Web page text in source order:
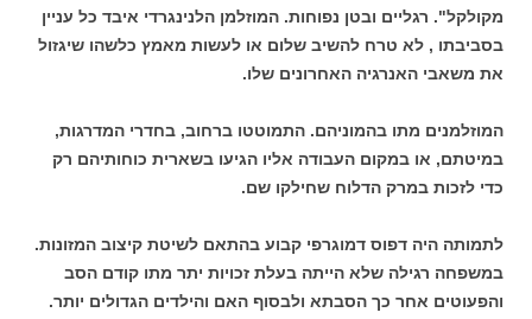
מקולקל". רגליים ובטן נפוחות. המוזלמן הלנינגרדי איבד כל עניין
בסביבתו , לא טרח להשיב שלום או לעשות מאמץ כלשהו שיגזול
את משאבי האנרגיה האחרונים שלו.
המוזלמנים מתו בהמוניהם. התמוטטו ברחוב, בחדרי המדרגות,
במיטתם, או במקום העבודה אליו הגיעו בשארית כוחותיהם רק
כדי לזכות במרק הדלוח שחילקו שם.
לתמותה היה דפוס דמוגרפי קבוע בהתאם לשיטת קיצוב המזונות.
במשפחה רגילה שלא הייתה בעלת זכויות יתר מתו קודם הסב
והפעוטים אחר כך הסבתא ולבסוף האם והילדים הגדולים יותר.